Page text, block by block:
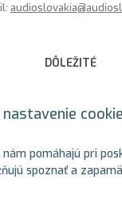
nastavenie
nám pomáhajú pri
spoznať a
DÔLEŽITÉ
SEWA,
zahrnuté v cene